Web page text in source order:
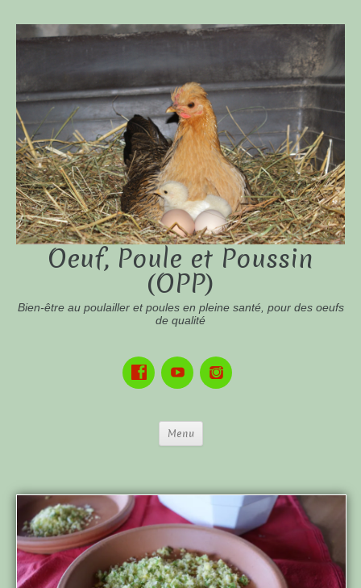
Oeuf, Poule et Poussin
(OPP)
Bien-être au poulailler et poules en pleine santé, pour des oeufs
de qualité
Menu